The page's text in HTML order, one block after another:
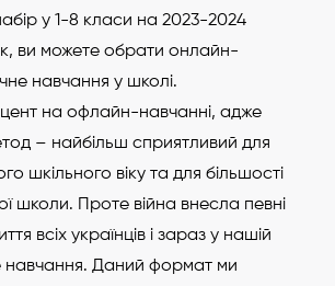
у 1-8 класи на 2023-2024
ви можете обрати онлайн-
навчання у школі.
на офлайн-навчанні, адже
– найбільш сприятливий для
шкільного віку та для більшості
школи. Проте війна внесла певні
всіх українців і зараз у нашій
навчання. Даний формат ми